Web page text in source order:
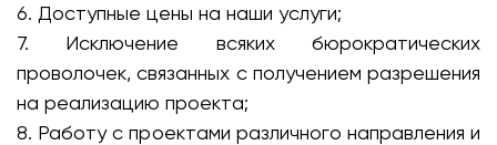
6. Доступные цены на наши услуги;
7. Исключение всяких бюрократических
проволочек, связанных с получением разрешения
на реализацию проекта;
8. Работу с проектами различного направления и